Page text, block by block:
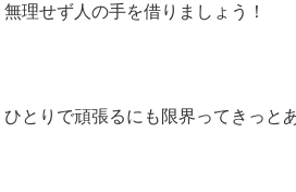
無理せず人の手を借りましょう！
ひとりで頑張るにも限界ってきっと